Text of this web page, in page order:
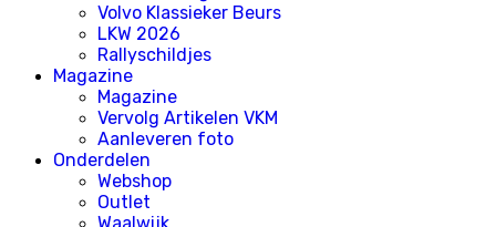
Volvo Klassieker Beurs
LKW 2026
Rallyschildjes
Magazine
Magazine
Vervolg Artikelen VKM
Aanleveren foto
Onderdelen
Webshop
Outlet